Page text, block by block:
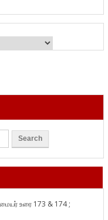
உரை 173 & 174 ;